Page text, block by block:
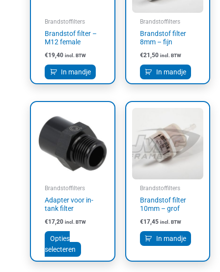
Brandstoffilters
Brandstof filter –
M12 female
€19,40 incl. BTW
In mandje
Brandstoffilters
Brandstof filter
8mm – fijn
€21,50 incl. BTW
In mandje
Brandstoffilters
Adapter voor in-
tank filter
€17,20 incl. BTW
Opties
selecteren
heeft
meerdere
variaties.
Deze
optie
worden
de
Brandstoffilters
Brandstof filter
10mm – grof
€17,45 incl. BTW
In mandje